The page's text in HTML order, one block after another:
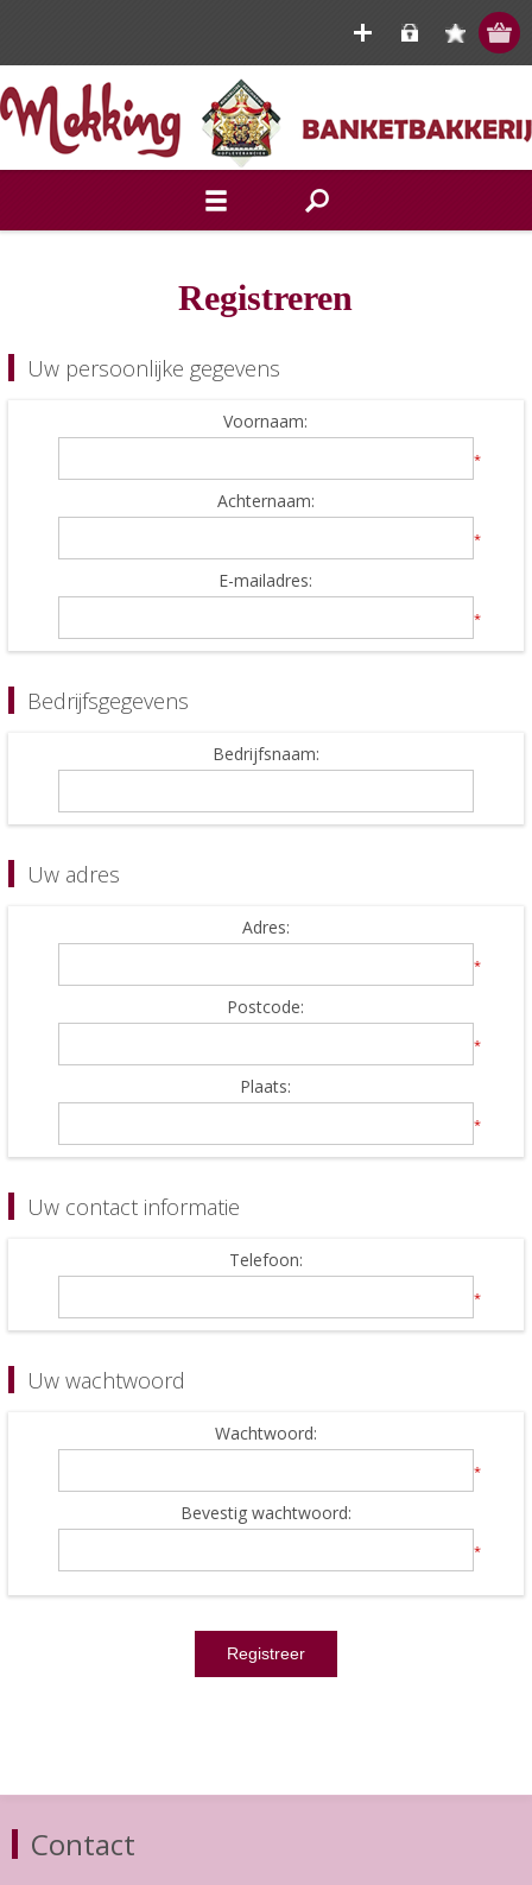
Registreren
Uw persoonlijke gegevens
Voornaam:
*
Achternaam:
*
E-mailadres:
*
Bedrijfsgegevens
Bedrijfsnaam:
Uw adres
Adres:
*
Postcode:
*
Plaats:
*
Uw contact informatie
Telefoon:
*
Uw wachtwoord
Wachtwoord:
*
Bevestig wachtwoord:
*
Contact